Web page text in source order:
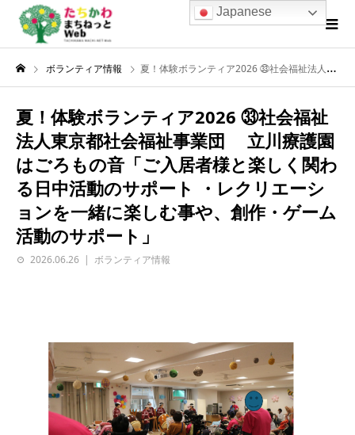
ボランティア情報 夏！体験ボランティア2026 ㉝社会福祉法人東京都社会福祉事業団 立川療護園はごろもの音「ご入居者様と楽しく関わる日中活動のサポート ・レクリエーションを一緒に楽しむ事や、創作・ゲーム活動のサポート」
夏！体験ボランティア2026 ㉝社会福祉
法人東京都社会福祉事業団 立川療護園
はごろもの音「ご入居者様と楽しく関わ
る日中活動のサポート ・レクリエーシ
ョンを一緒に楽しむ事や、創作・ゲーム
活動のサポート」
2026.06.26 ボランティア情報
Japanese